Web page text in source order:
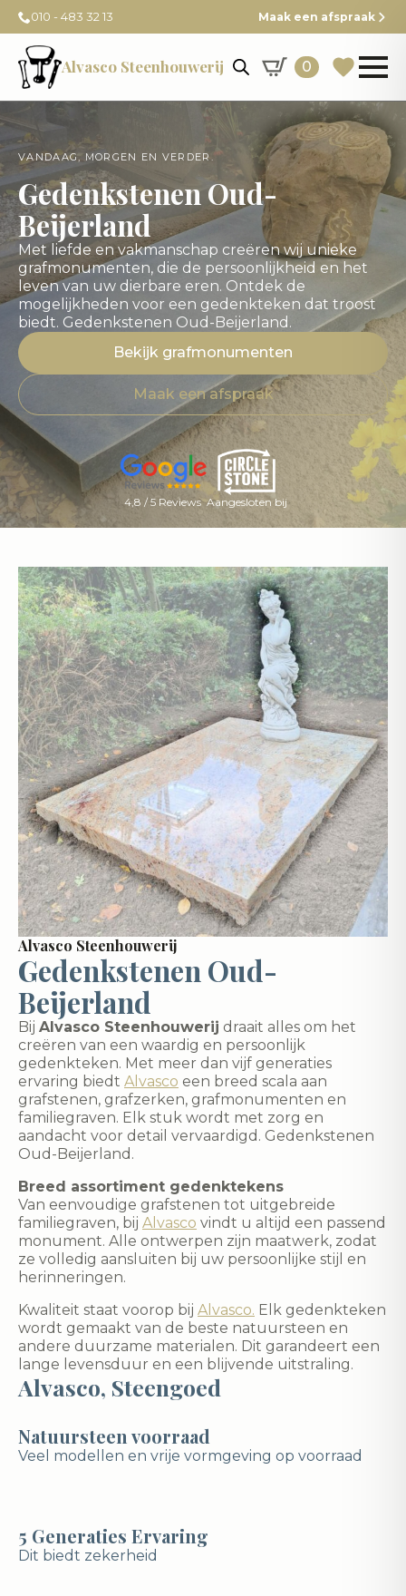
010 - 483 32 13 Maak een afspraak
Alvasco Steenhouwerij 0
VANDAAG, MORGEN EN VERDER.
Gedenkstenen Oud-
Beijerland
Met liefde en vakmanschap creëren wij unieke
grafmonumenten, die de persoonlijkheid en het
leven van uw dierbare eren. Ontdek de
mogelijkheden voor een gedenkteken dat troost
biedt. Gedenkstenen Oud-Beijerland.
Bekijk grafmonumenten
Maak een afspraak
4,8 / 5 Reviews Aangesloten bij
Alvasco Steenhouwerij
Gedenkstenen Oud-
Beijerland
Bij Alvasco Steenhouwerij draait alles om het
creëren van een waardig en persoonlijk
gedenkteken. Met meer dan vijf generaties
ervaring biedt Alvasco een breed scala aan
grafstenen, grafzerken, grafmonumenten en
familiegraven. Elk stuk wordt met zorg en
aandacht voor detail vervaardigd. Gedenkstenen
Oud-Beijerland.
Breed assortiment gedenktekens
Van eenvoudige grafstenen tot uitgebreide
familiegraven, bij Alvasco vindt u altijd een passend
monument. Alle ontwerpen zijn maatwerk, zodat
ze volledig aansluiten bij uw persoonlijke stijl en
herinneringen.
Kwaliteit staat voorop bij Alvasco. Elk gedenkteken
wordt gemaakt van de beste natuursteen en
andere duurzame materialen. Dit garandeert een
lange levensduur en een blijvende uitstraling.
Alvasco, Steengoed
Natuursteen voorraad
Veel modellen en vrije vormgeving op voorraad
5 Generaties Ervaring
Dit biedt zekerheid